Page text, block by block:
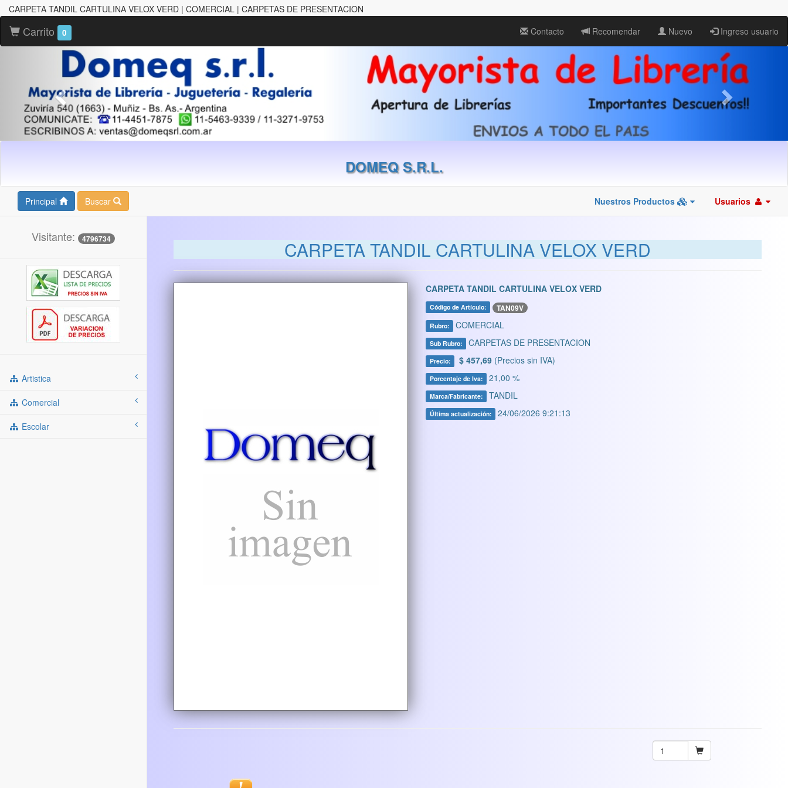
CARPETA TANDIL CARTULINA VELOX VERD | COMERCIAL | CARPETAS DE PRESENTACION
Carrito 0 Contacto Recomendar Nuevo Ingreso usuario
DOMEQ S.R.L.
Principal Buscar Nuestros Productos Usuarios
Visitante: 4796734
Artistica
Comercial
Escolar
CARPETA TANDIL CARTULINA VELOX VERD
CARPETA TANDIL CARTULINA VELOX VERD
Código de Artículo: TAN09V
Rubro: COMERCIAL
Sub Rubro: CARPETAS DE PRESENTACION
Precio: $ 457,69 (Precios sin IVA)
Porcentaje de Iva: 21,00 %
Marca/Fabricante: TANDIL
Última actualización: 24/06/2026 9:21:13